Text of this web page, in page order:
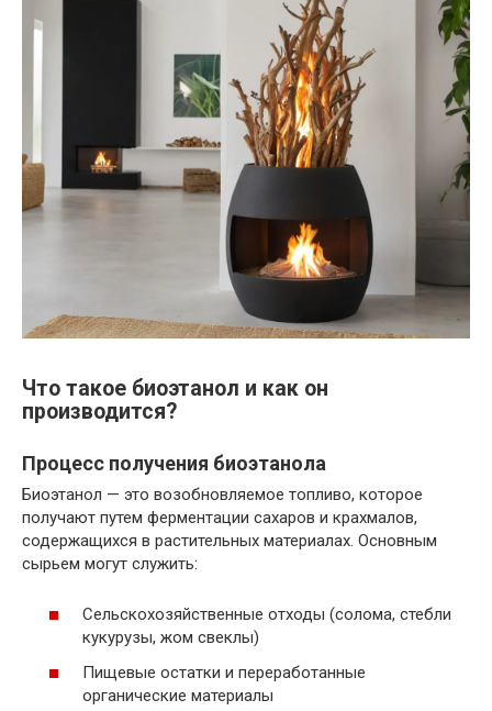
Что такое биоэтанол и как он
производится?
Процесс получения биоэтанола
Биоэтанол — это возобновляемое топливо, которое
получают путем ферментации сахаров и крахмалов,
содержащихся в растительных материалах. Основным
сырьем могут служить:
Сельскохозяйственные отходы (солома, стебли
кукурузы, жом свеклы)
Пищевые остатки и переработанные
органические материалы